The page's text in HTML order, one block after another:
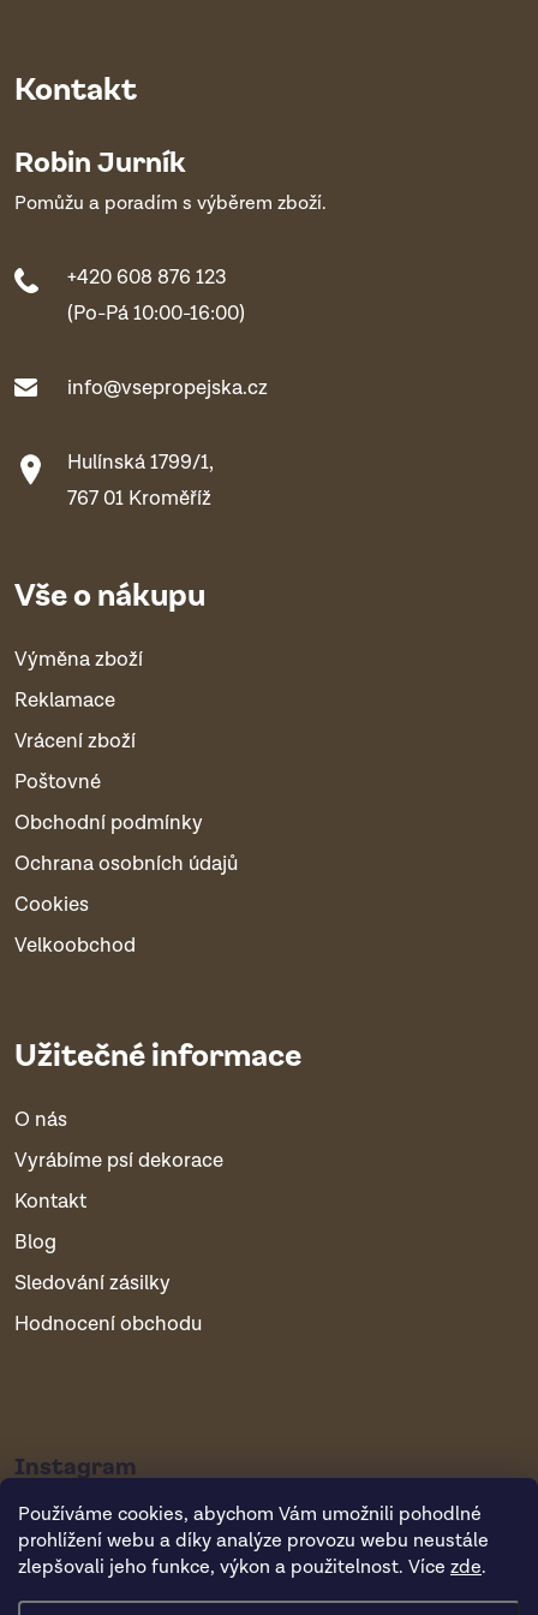
Používáme cookies, abychom Vám umožnili pohodlné
prohlížení webu a díky analýze provozu webu neustále
zlepšovali jeho funkce, výkon a použitelnost. Více zde.
Kontakt
Robin Jurník
Pomůžu a poradím s výběrem zboží.
+420 608 876 123
(Po-Pá 10:00-16:00)
info@vsepropejska.cz
Hulínská 1799/1,
767 01 Kroměříž
Vše o nákupu
Výměna zboží
Reklamace
Vrácení zboží
Poštovné
Obchodní podmínky
Ochrana osobních údajů
Cookies
Velkoobchod
Užitečné informace
O nás
Vyrábíme psí dekorace
Kontakt
Blog
Sledování zásilky
Hodnocení obchodu
Instagram